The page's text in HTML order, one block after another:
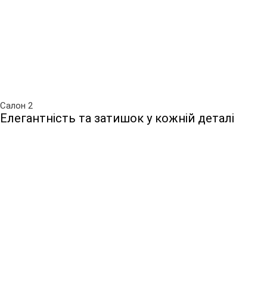
Салон 2
Елегантність та затишок у кожній деталі